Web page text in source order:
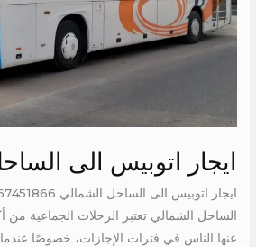
ايجار اتوبيس الى
الساحل الشمالي تعتبر الرحلات الجماعية من
عنها الناس في فترات الإجازات، خصوصًا